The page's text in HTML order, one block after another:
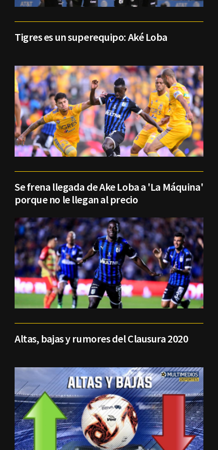
Tigres es un superequipo: Aké Loba
Se frena llegada de Ake Loba a 'La Máquina'
porque no le llegan al precio
Altas, bajas y rumores del Clausura 2020